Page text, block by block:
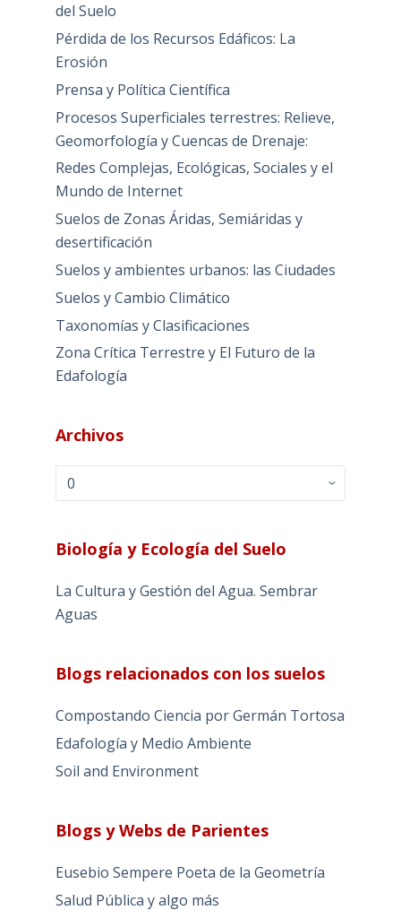
del Suelo
Pérdida de los Recursos Edáficos: La
Erosión
Prensa y Política Científica
Procesos Superficiales terrestres: Relieve,
Geomorfología y Cuencas de Drenaje:
Redes Complejas, Ecológicas, Sociales y el
Mundo de Internet
Suelos de Zonas Áridas, Semiáridas y
desertificación
Suelos y ambientes urbanos: las Ciudades
Suelos y Cambio Climático
Taxonomías y Clasificaciones
Zona Crítica Terrestre y El Futuro de la
Edafología
Archivos
Archivos
Biología y Ecología del Suelo
La Cultura y Gestión del Agua. Sembrar
Aguas
Blogs relacionados con los suelos
Compostando Ciencia por Germán Tortosa
Edafología y Medio Ambiente
Soil and Environment
Blogs y Webs de Parientes
Eusebio Sempere Poeta de la Geometría
Salud Pública y algo más